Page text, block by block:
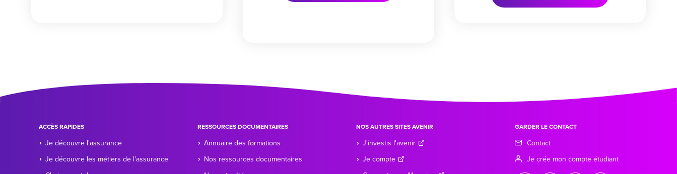
ACCÈS RAPIDES
Je découvre l'assurance
Je découvre les métiers de l'assurance
RESSOURCES DOCUMENTAIRES
Annuaire des formations
Nos ressources documentaires
NOS AUTRES SITES AVENIR
J'investis l'avenir
Je compte
GARDER LE CONTACT
Contact
Je crée mon compte étudiant